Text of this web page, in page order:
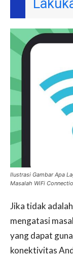
Ilustrasi Gambar Apa
Masalah WiFi
Jika tidak
mengatasi
yang dapat
konektivitas